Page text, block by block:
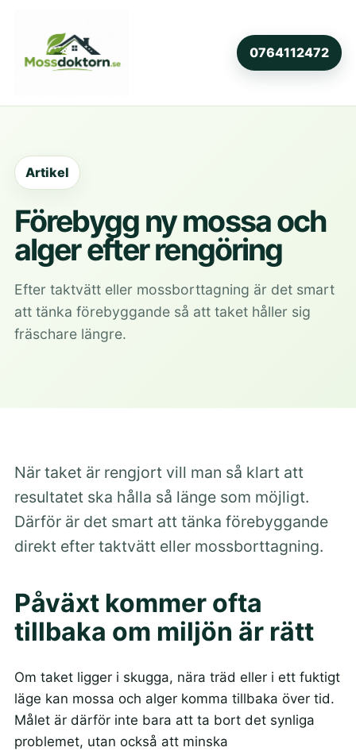
0764112472
Artikel
Förebygg ny mossa och
alger efter rengöring
Efter taktvätt eller mossborttagning är det smart
att tänka förebyggande så att taket håller sig
fräschare längre.
När taket är rengjort vill man så klart att
resultatet ska hålla så länge som möjligt.
Därför är det smart att tänka förebyggande
direkt efter taktvätt eller mossborttagning.
Påväxt kommer ofta
tillbaka om miljön är rätt
Om taket ligger i skugga, nära träd eller i ett fuktigt
läge kan mossa och alger komma tillbaka över tid.
Målet är därför inte bara att ta bort det synliga
problemet, utan också att minska